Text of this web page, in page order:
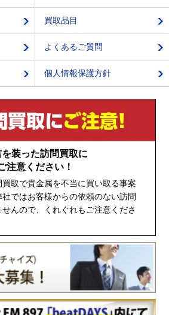
買取品目
よくあるご質問
個人情報保護方針
を装った訪問買取に
注意ください！
取で貴金属を不当に買い取る事案
ではお客様からの依頼のない訪問
んので、くれぐれもご注意くださ